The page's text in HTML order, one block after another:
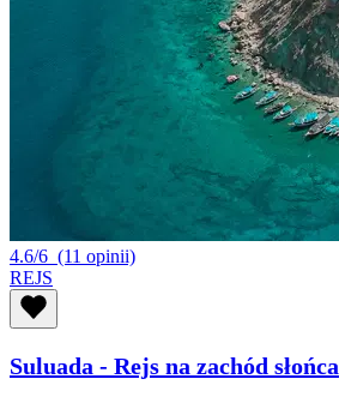
4.6/6 (11 opinii)
REJS
Suluada - Rejs na zachód słońca